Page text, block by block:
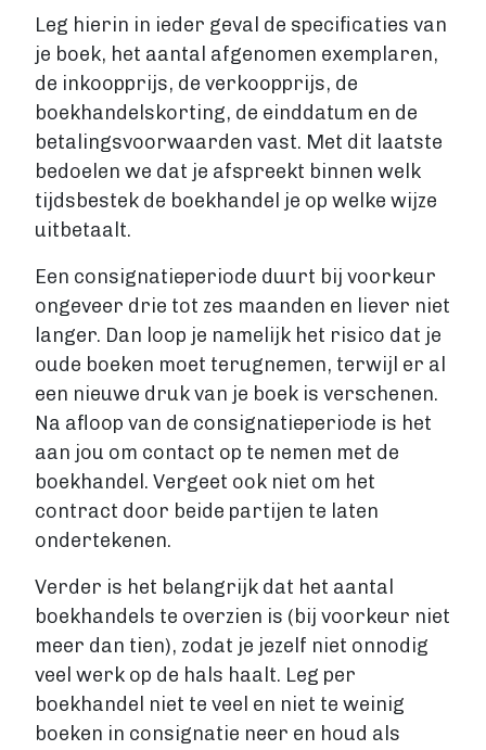
Leg hierin in ieder geval de specificaties van
je boek, het aantal afgenomen exemplaren,
de inkoopprijs, de verkoopprijs, de
boekhandelskorting, de einddatum en de
betalingsvoorwaarden vast. Met dit laatste
bedoelen we dat je afspreekt binnen welk
tijdsbestek de boekhandel je op welke wijze
uitbetaalt.
Een consignatieperiode duurt bij voorkeur
ongeveer drie tot zes maanden en liever niet
langer. Dan loop je namelijk het risico dat je
oude boeken moet terugnemen, terwijl er al
een nieuwe druk van je boek is verschenen.
Na afloop van de consignatieperiode is het
aan jou om contact op te nemen met de
boekhandel. Vergeet ook niet om het
contract door beide partijen te laten
ondertekenen.
Verder is het belangrijk dat het aantal
boekhandels te overzien is (bij voorkeur niet
meer dan tien), zodat je jezelf niet onnodig
veel werk op de hals haalt. Leg per
boekhandel niet te veel en niet te weinig
boeken in consignatie neer en houd als